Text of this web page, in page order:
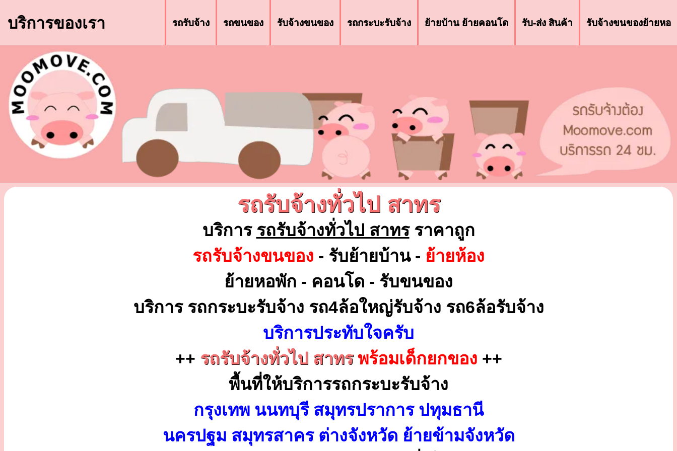
บริการของเรา รถรับจ้าง รถขนของ รับจ้างขนของ รถกระบะรับจ้าง ย้ายบ้าน ย้ายคอนโด รับ-ส่ง สินค้า รับจ้างขนของย้ายหอ
รถรับจ้างทั่วไป สาทร
บริการ รถรับจ้างทั่วไป สาทรราคาถูก
รถรับจ้างขนของ - รับย้ายบ้าน - ย้ายห้อง
ย้ายหอพัก - คอนโด - รับขนของ
บริการ รถกระบะรับจ้าง รถ4ล้อใหญ่รับจ้าง รถ6ล้อรับจ้าง
บริการประทับใจครับ
++ รถรับจ้างทั่วไป สาทรพร้อมเด็กยกของ ++
พื้นที่ให้บริการรถกระบะรับจ้าง
กรุงเทพ นนทบุรี สมุทรปราการ ปทุมธานี
นครปฐม สมุทรสาคร ต่างจังหวัด ย้ายข้ามจังหวัด